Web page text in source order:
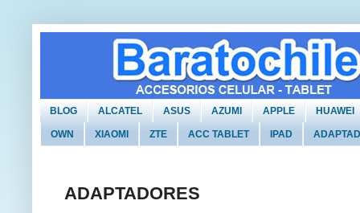
BLOG ALCATEL ASUS AZUMI APPLE HUAWEI
OWN XIAOMI ZTE ACC TABLET IPAD
ADAPTADORES